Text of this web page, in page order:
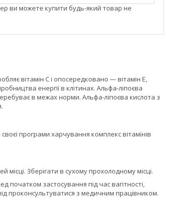
ви можете купити будь-який товар не
вітамін C і опосередковано — вітамін E,
енергії в клітинах. Альфа-ліпоєва
в межах норми. Альфа-ліпоєва кислота з
програми харчування комплекс вітамінів
Зберігати в сухому прохолодному місці.
початком застосування під час вагітності,
проконсультуватися з медичним працівником.